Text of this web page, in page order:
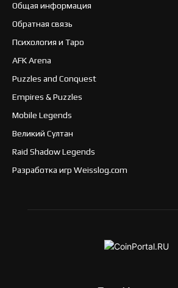
Общая информация
Обратная связь
Психология и Таро
AFK Arena
Puzzles and Conquest
Empires & Puzzles
Mobile Legends
Великий Султан
Raid Shadow Legends
Разработка игр Weisslog.com